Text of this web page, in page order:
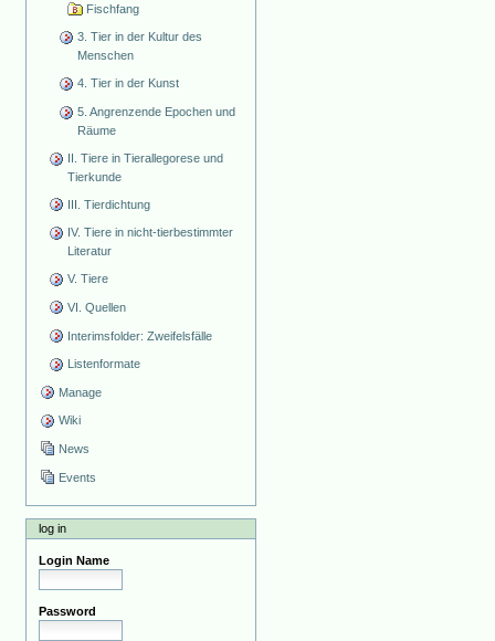
Fischfang
3. Tier in der Kultur des
Menschen
4. Tier in der Kunst
5. Angrenzende Epochen und
Räume
II. Tiere in Tierallegorese und
Tierkunde
III. Tierdichtung
IV. Tiere in nicht-tierbestimmter
Literatur
V. Tiere
VI. Quellen
Interimsfolder: Zweifelsfälle
Listenformate
Manage
Wiki
News
Events
log in
Login Name
Password